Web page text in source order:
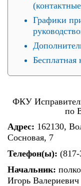
Графики
Бесплатная
ФКУ
по
Адрес: 162130,
Сосновая, 7
Телефон(ы):
Начальник:
Игорь Валериевич